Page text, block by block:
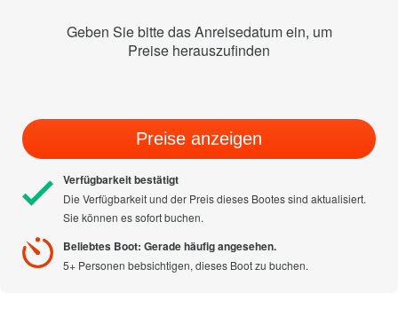
Geben Sie bitte das Anreisedatum ein, um
Preise herauszufinden
Preise anzeigen
Verfügbarkeit bestätigt
Die Verfügbarkeit und der Preis dieses Bootes sind aktualisiert.
Sie können es sofort buchen.
Beliebtes Boot: Gerade häufig angesehen.
5+ Personen bebsichtigen, dieses Boot zu buchen.